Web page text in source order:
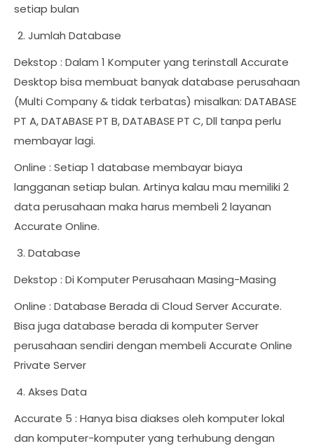
setiap bulan
Jumlah Database
Dekstop : Dalam 1 Komputer yang terinstall Accurate
Desktop bisa membuat banyak database perusahaan
(Multi Company & tidak terbatas) misalkan: DATABASE
PT A, DATABASE PT B, DATABASE PT C, Dll tanpa perlu
membayar lagi.
Online : Setiap 1 database membayar biaya
langganan setiap bulan. Artinya kalau mau memiliki 2
data perusahaan maka harus membeli 2 layanan
Accurate Online.
Database
Dekstop : Di Komputer Perusahaan Masing-Masing
Online : Database Berada di Cloud Server Accurate.
Bisa juga database berada di komputer Server
perusahaan sendiri dengan membeli Accurate Online
Private Server
Akses Data
Accurate 5 : Hanya bisa diakses oleh komputer lokal
dan komputer-komputer yang terhubung dengan